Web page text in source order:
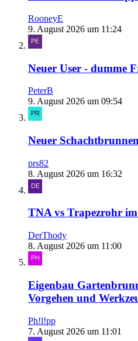
RooneyE
9. August 2026 um 11:24
Neuer User - dumme
PeterB
9. August 2026 um 09:54
Neuer
prs82
8. August 2026 um 16:32
TNA vs Trapezrohr
DerThody
8. August 2026 um 11:00
Eigenbau
Vorgehen und
Ph!l!pp
7. August 2026 um 11:01